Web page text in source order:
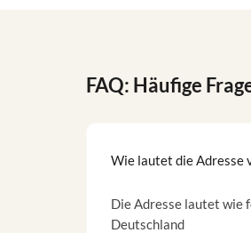
FAQ: Häufige
Wie lautet die Adresse
Die Adresse lautet wie
Deutschland